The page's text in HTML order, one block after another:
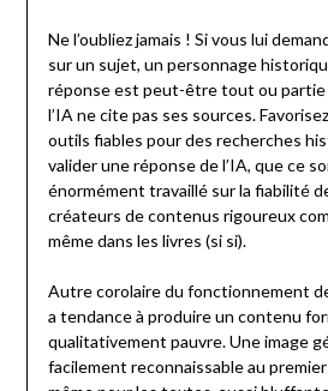
Ne l’oubliez jamais ! Si vous lui
sur un sujet, un personnage
réponse est peut-être tout ou partie
l’IA ne cite pas ses sources.
outils fiables pour des recherches
valider une réponse de l’IA, que ce
énormément travaillé sur la fiabilité
créateurs de contenus rigoureux
même dans les livres (si si).
Autre corolaire du fonctionnement
a tendance à produire un contenu
qualitativement pauvre. Une image
facilement reconnaissable au